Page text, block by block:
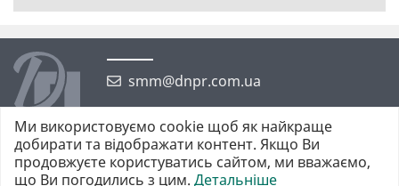
smm@dnpr.com.ua
Ми використовуємо cookie щоб як найкраще
добирати та відображати контент. Якщо Ви
продовжуєте користуватись сайтом, ми вважаємо,
що Ви погодились з цим. Детальніше